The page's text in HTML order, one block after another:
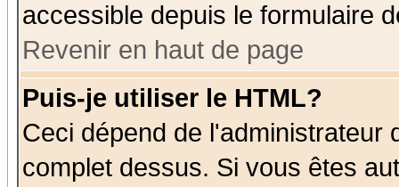
accessible depuis le formulaire
Revenir en haut de page
Puis-je utiliser le HTML?
Ceci dépend de l'administrateur
complet dessus. Si vous êtes